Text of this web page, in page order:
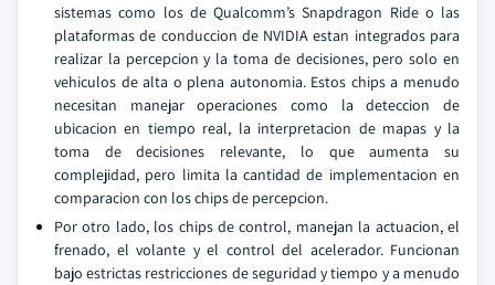
sistemas como los de Qualcomm’s Snapdragon Ride o las
plataformas de conduccion de NVIDIA estan integrados para
realizar la percepcion y la toma de decisiones, pero solo en
vehiculos de alta o plena autonomia. Estos chips a menudo
necesitan manejar operaciones como la deteccion de
ubicacion en tiempo real, la interpretacion de mapas y la
toma de decisiones relevante, lo que aumenta su
complejidad, pero limita la cantidad de implementacion en
comparacion con los chips de percepcion.
Por otro lado, los chips de control, manejan la actuacion, el
frenado, el volante y el control del acelerador. Funcionan
bajo estrictas restricciones de seguridad y tiempo y a menudo